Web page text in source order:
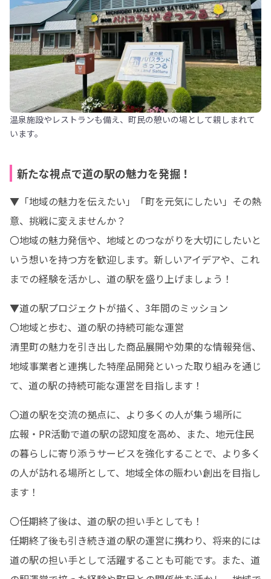
温泉施設やレストランも備え、町民の憩いの場として親しまれて
います。
新たな視点で道の駅の魅力を発掘！
▼「地域の魅力を伝えたい」「町を元気にしたい」その熱
意、挑戦に変えませんか？
〇地域の魅力発信や、地域とのつながりを大切にしたいと
いう想いを持つ方を歓迎します。新しいアイデアや、これ
までの経験を活かし、道の駅を盛り上げましょう！
▼道の駅プロジェクトが描く、3年間のミッション
〇地域と歩む、道の駅の持続可能な運営
清里町の魅力を引き出した商品展開や効果的な情報発信、
地域事業者と連携した特産品開発といった取り組みを通じ
て、道の駅の持続可能な運営を目指します！
〇道の駅を交流の拠点に、より多くの人が集う場所に
広報・PR活動で道の駅の認知度を高め、また、地元住民
の暮らしに寄り添うサービスを強化することで、より多く
の人が訪れる場所として、地域全体の賑わい創出を目指し
ます！
〇任期終了後は、道の駅の担い手としても！
任期終了後も引き続き道の駅の運営に携わり、将来的には
道の駅の担い手として活躍することも可能です。また、道